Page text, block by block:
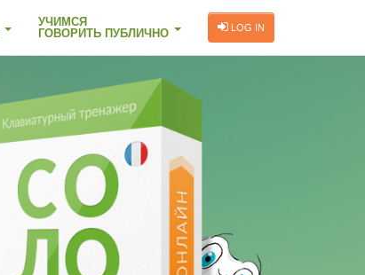
УЧИМСЯ
ГОВОРИТЬ ПУБЛИЧНО
LOG IN